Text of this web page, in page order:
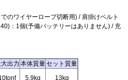
のワイヤーロープ切断用) / 肩掛けベルト
：1個(予備バッテリーはありません) / 充
出力 本体質量セット質量
5.9kg 13kg